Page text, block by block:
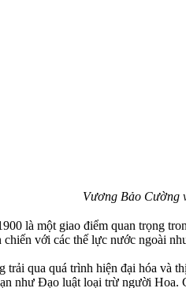
Vương Bảo Cường
là một giao điểm quan trọng
với các thế lực nước ngoài
trải qua quá trình hiện đại hóa và
như Đạo luật loại trừ người Hoa.